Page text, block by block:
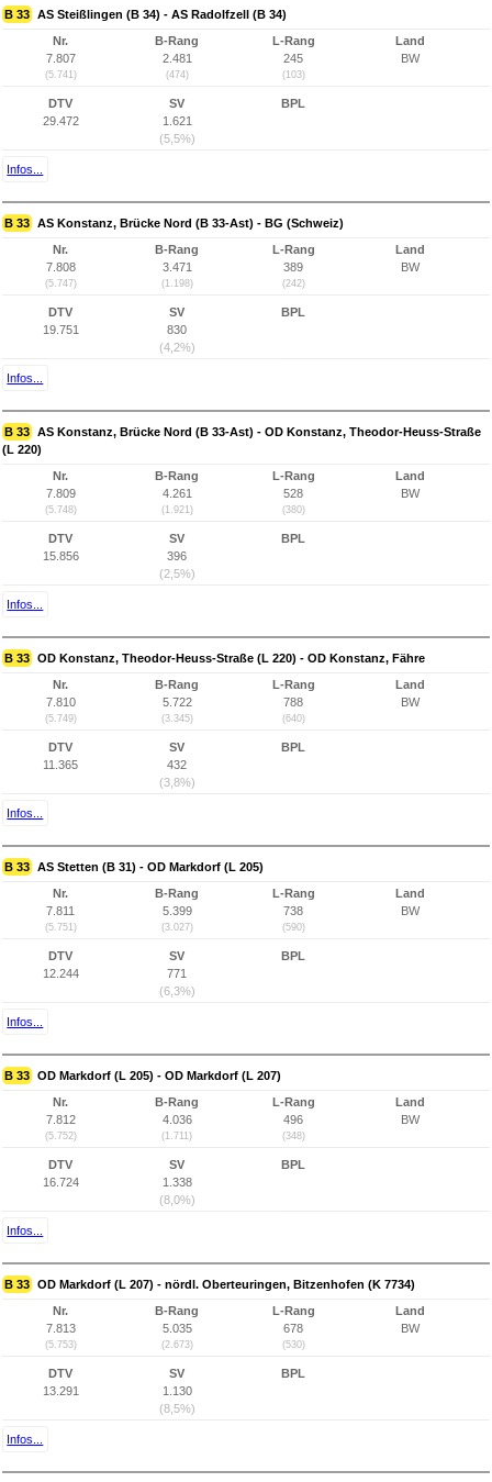
B 33 AS Steißlingen (B 34) - AS Radolfzell (B 34)
Nr.
7.807
(5.741)
B-Rang
2.481
(474)
L-Rang
245
(103)
Land
BW
DTV
29.472
SV
1.621
(5,5%)
BPL
Infos...
B 33 AS Konstanz, Brücke Nord (B 33-Ast) - BG (Schweiz)
Nr.
7.808
(5.747)
B-Rang
3.471
(1.198)
L-Rang
389
(242)
Land
BW
DTV
19.751
SV
830
(4,2%)
BPL
Infos...
B 33 AS Konstanz, Brücke Nord (B 33-Ast) - OD Konstanz, Theodor-Heuss-Straße
(L 220)
Nr.
7.809
(5.748)
B-Rang
4.261
(1.921)
L-Rang
528
(380)
Land
BW
DTV
15.856
SV
396
(2,5%)
BPL
Infos...
B 33 OD Konstanz, Theodor-Heuss-Straße (L 220) - OD Konstanz, Fähre
Nr.
7.810
(5.749)
B-Rang
5.722
(3.345)
L-Rang
788
(640)
Land
BW
DTV
11.365
SV
432
(3,8%)
BPL
Infos...
B 33 AS Stetten (B 31) - OD Markdorf (L 205)
Nr.
7.811
(5.751)
B-Rang
5.399
(3.027)
L-Rang
738
(590)
Land
BW
DTV
12.244
SV
771
(6,3%)
BPL
Infos...
B 33 OD Markdorf (L 205) - OD Markdorf (L 207)
Nr.
7.812
(5.752)
B-Rang
4.036
(1.711)
L-Rang
496
(348)
Land
BW
DTV
16.724
SV
1.338
(8,0%)
BPL
Infos...
B 33 OD Markdorf (L 207) - nördl. Oberteuringen, Bitzenhofen (K 7734)
Nr.
7.813
(5.753)
B-Rang
5.035
(2.673)
L-Rang
678
(530)
Land
BW
DTV
13.291
SV
1.130
(8,5%)
BPL
Infos...